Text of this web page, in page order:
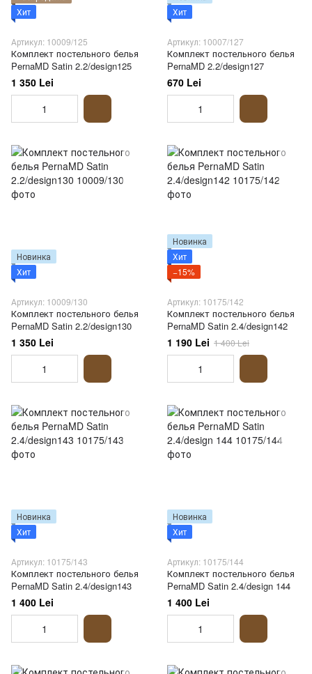
Хит
Артикул: 10009/125
Комплект постельного белья
PernaMD Satin 2.2/design125
1 350 Lei
Хит
Артикул: 10007/127
Комплект постельного белья
PernaMD 2.2/design127
670 Lei
Новинка
Хит
Артикул: 10009/130
Комплект постельного белья
PernaMD Satin 2.2/design130
1 350 Lei
Новинка
Хит
−15%
Артикул: 10175/142
Комплект постельного белья
PernaMD Satin 2.4/design142
1 190 Lei 1 400 Lei
Новинка
Хит
Артикул: 10175/143
Комплект постельного белья
PernaMD Satin 2.4/design143
1 400 Lei
Новинка
Хит
Артикул: 10175/144
Комплект постельного белья
PernaMD Satin 2.4/design 144
1 400 Lei